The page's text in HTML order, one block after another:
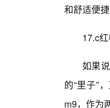
和舒适便
17.c
如果
的“里子”
m9，作为